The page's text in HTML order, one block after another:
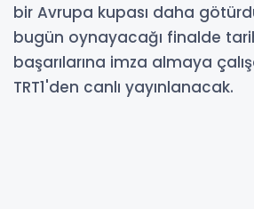
bir Avrupa kupası daha
bugün oynayacağı finalde
başarılarına imza almaya
TRT1'den canlı yayınlanacak.